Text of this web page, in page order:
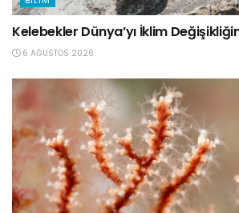
Kelebekler Dünya’yı İklim
6 AĞUSTOS 2026